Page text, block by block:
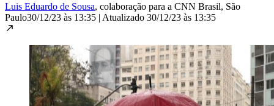
Luis Eduardo de Sousa, colaboração para a CNN Brasil, São
Paulo30/12/23 às 13:35 | Atualizado 30/12/23 às 13:35